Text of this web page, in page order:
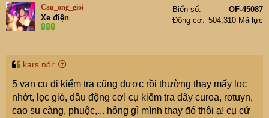
Cau_ong_gioi
Xe điện
Biển số
OF-45087
Động cơ
504,310 Mã lực
kars nói:
5 vạn cụ đi kiểm tra cũng được rồi thường thay mấy lọc
nhớt, lọc gió, dầu động cơ! cụ kiểm tra dây curoa, rotuyn,
cao su càng, phuộc,... hỏng gì mình thay đó thôi ạ! cụ cứ